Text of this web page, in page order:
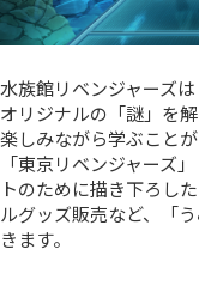
水族館リベンジャーズ
オリジナルの「謎」を
楽しみながら学ぶこと
「東京リベンジャーズ
トのために描き下ろし
ルグッズ販売など、「
きます。